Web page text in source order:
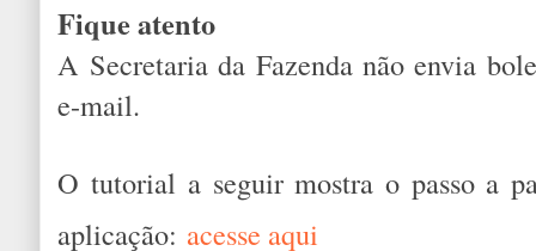
Fique atento
A Secretaria da Fazenda não envia
e-mail.
O tutorial a seguir mostra o passo a
aplicação: acesse aqui